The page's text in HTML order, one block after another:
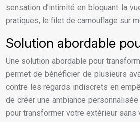
sensation d’intimité en bloquant la
pratiques, le filet de camouflage sur
Solution abordable
Une solution abordable pour
permet de bénéficier de plusieurs
contre les regards indiscrets en
de créer une ambiance
pour transformer votre extérieur sans